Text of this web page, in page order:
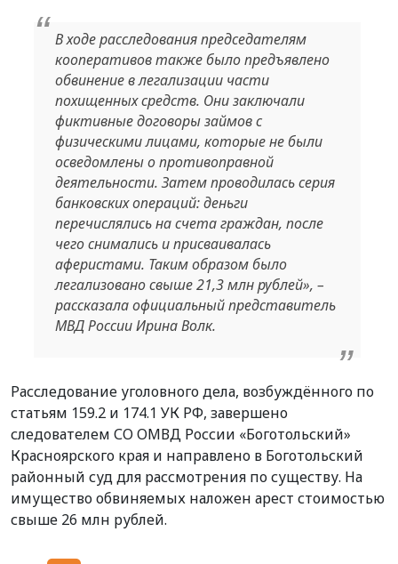
В ходе расследования председателям
кооперативов также было предъявлено
обвинение в легализации части
похищенных средств. Они заключали
фиктивные договоры займов с
физическими лицами, которые не были
осведомлены о противоправной
деятельности. Затем проводилась серия
банковских операций: деньги
перечислялись на счета граждан, после
чего снимались и присваивалась
аферистами. Таким образом было
легализовано свыше 21,3 млн рублей», –
рассказала официальный представитель
МВД России Ирина Волк.
Расследование уголовного дела, возбуждённого по
статьям 159.2 и 174.1 УК РФ, завершено
следователем СО ОМВД России «Боготольский»
Красноярского края и направлено в Боготольский
районный суд для рассмотрения по существу. На
имущество обвиняемых наложен арест стоимостью
свыше 26 млн рублей.